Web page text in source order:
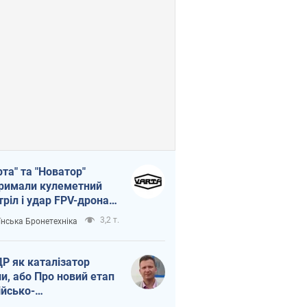
та "Новатор"
кулеметний
і удар FPV-дрона,
життя
ЗСУ
Бронетехніка 3,2 т.
як каталізатор
або Про новий етап